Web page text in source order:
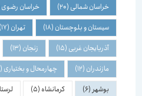
خراسان شمالی(20) خراسان رضوی(18)
سیستان و بلوچستان(18) تهران(17)
آذربایجان غربی(15) زنجان(13)
مازندران(12) چهارمحال و بختیاری(10)
بوشهر(6) کرمانشاه(5) لرستان(4)